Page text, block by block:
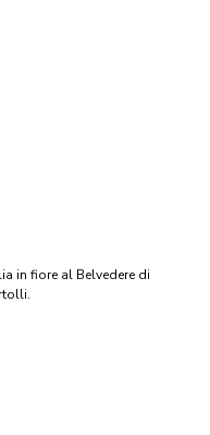
in fiore al Belvedere di